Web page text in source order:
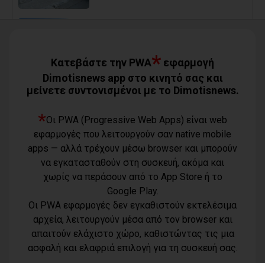
Χαρδαλιάς: «Καμία ανεμογεννήτρια σε
08/08/2026
Με τη συνδρομή του Δήμου Αθηναίων
βελτιώθηκε ο περιβάλλων χώρος της
Εθνικής Βιβλιοθήκης
08/08/2026
Μπουρνούς: «Σχέδια Πόλης: Οι
ευθύνες της διοίκησης Τσεβά στον
Όροι χρήσης
Πολιτική
Τηλέφωνο
Κατεβάστε την PWA* εφαρμογή
Dimotisnews app στο κινητό σας και
μείνετε συντονισμένοι με το Dimotisnews.
*Οι PWA (Progressive Web Apps) είναι web
εφαρμογές που λειτουργούν σαν native mobile
apps — αλλά τρέχουν μέσω browser και μπορούν
να εγκατασταθούν στη συσκευή, ακόμα και
χωρίς να περάσουν από το App Store ή το
Google Play.
Οι PWA εφαρμογές δεν εγκαθιστούν εκτελέσιμα
αρχεία, λειτουργούν μέσα από τον browser και
απαιτούν ελάχιστο χώρο, καθιστώντας τις μια
ασφαλή και ελαφριά επιλογή για τη συσκευή σας.